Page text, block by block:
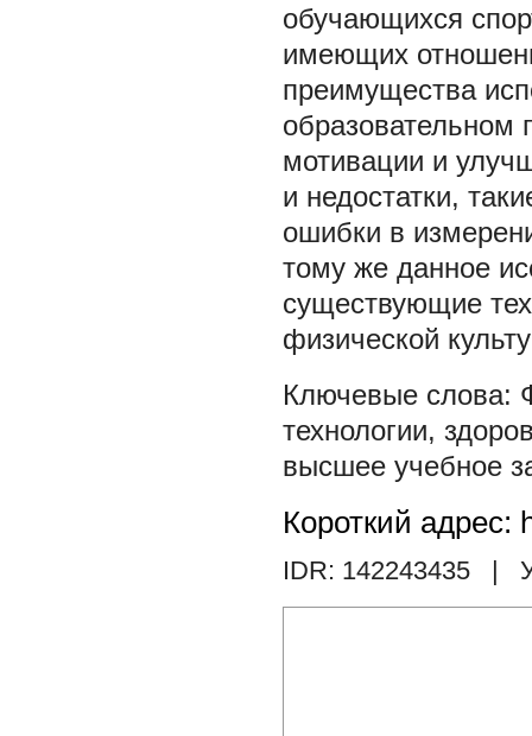
обучающихся
имеющих
преимущества
образовательном
мотивации и
и недостатки,
ошибки в
тому же данное
существующие
физической
технологии,
высшее учебное
Короткий адрес:
IDR: 142243435 |